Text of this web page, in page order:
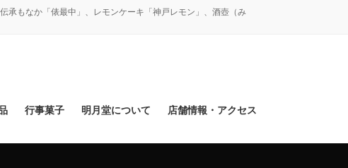
承もなか「俵最中」、レモンケーキ「神戸レモン」、酒壺（み
行事菓子 明月堂について 店舗情報・アクセス